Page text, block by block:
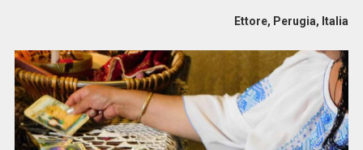
Ettore, Perugia, Italia